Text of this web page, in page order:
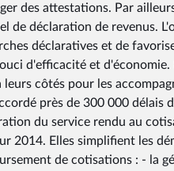
des attestations. Par
de déclaration de revenus.
déclaratives et de
d'efficacité et
leurs côtés pour les
près de 300 000
du service rendu au
2014. Elles simplifient les
de cotisations : - la